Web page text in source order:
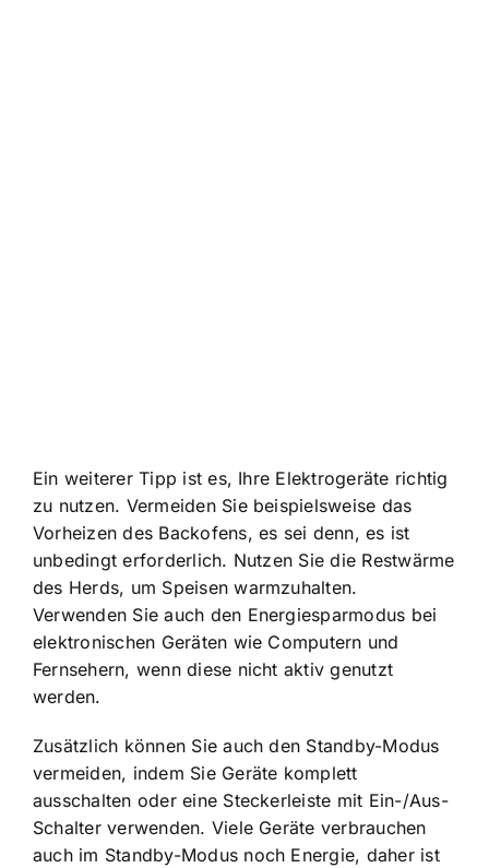
Ein weiterer Tipp ist es, Ihre Elektrogeräte richtig
zu nutzen. Vermeiden Sie beispielsweise das
Vorheizen des Backofens, es sei denn, es ist
unbedingt erforderlich. Nutzen Sie die Restwärme
des Herds, um Speisen warmzuhalten.
Verwenden Sie auch den Energiesparmodus bei
elektronischen Geräten wie Computern und
Fernsehern, wenn diese nicht aktiv genutzt
werden.
Zusätzlich können Sie auch den Standby-Modus
vermeiden, indem Sie Geräte komplett
ausschalten oder eine Steckerleiste mit Ein-/Aus-
Schalter verwenden. Viele Geräte verbrauchen
auch im Standby-Modus noch Energie, daher ist